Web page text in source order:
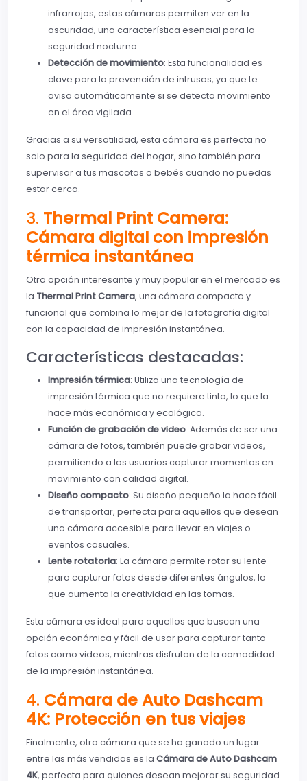
infrarrojos, estas cámaras permiten ver en la
oscuridad, una característica esencial para la
seguridad nocturna.
Detección de movimiento: Esta funcionalidad es
clave para la prevención de intrusos, ya que te
avisa automáticamente si se detecta movimiento
en el área vigilada.
Gracias a su versatilidad, esta cámara es perfecta no
solo para la seguridad del hogar, sino también para
supervisar a tus mascotas o bebés cuando no puedas
estar cerca.
3. Thermal Print Camera:
Cámara digital con impresión
térmica instantánea
Otra opción interesante y muy popular en el mercado es
la Thermal Print Camera, una cámara compacta y
funcional que combina lo mejor de la fotografía digital
con la capacidad de impresión instantánea.
Características destacadas:
Impresión térmica: Utiliza una tecnología de
impresión térmica que no requiere tinta, lo que la
hace más económica y ecológica.
Función de grabación de video: Además de ser una
cámara de fotos, también puede grabar videos,
permitiendo a los usuarios capturar momentos en
movimiento con calidad digital.
Diseño compacto: Su diseño pequeño la hace fácil
de transportar, perfecta para aquellos que desean
una cámara accesible para llevar en viajes o
eventos casuales.
Lente rotatoria: La cámara permite rotar su lente
para capturar fotos desde diferentes ángulos, lo
que aumenta la creatividad en las tomas.
Esta cámara es ideal para aquellos que buscan una
opción económica y fácil de usar para capturar tanto
fotos como videos, mientras disfrutan de la comodidad
de la impresión instantánea.
4. Cámara de Auto Dashcam
4K: Protección en tus viajes
Finalmente, otra cámara que se ha ganado un lugar
entre las más vendidas es la Cámara de Auto Dashcam
4K, perfecta para quienes desean mejorar su seguridad